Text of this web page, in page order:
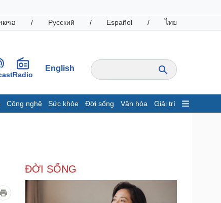
ລາວ / Русский / Español / ไทย
Radio
English
Công nghệ Sức khỏe Đời sống Văn hóa Giải trí
Giá cà phê
ĐỜI SỐNG